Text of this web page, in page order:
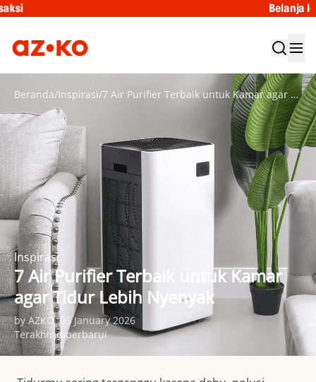
Belanja lebih tenang
Beranda/Inspirasi/ 7 Air Purifier Terbaik untuk Kamar agar Tidur Lebih Nyenyak
Inspirasi
7 Air Purifier Terbaik untuk Kamar
agar Tidur Lebih Nyenyak
by AZKO 05 January 2026
Terakhir diperbarui